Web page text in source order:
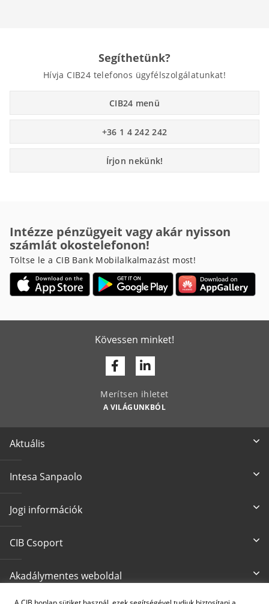
Segíthetünk?
Hívja CIB24 telefonos ügyfélszolgálatunkat!
CIB24 menü
+36 1 4 242 242
Írjon nekünk!
Intézze pénzügyeit vagy akár nyisson
számlát okostelefonon!
Töltse le a CIB Bank Mobilalkalmazást most!
Kövessen minket!
FacebookLinkedin
Merítsen ihletet
A VILÁGUNKBÓL
Aktuális
Intesa Sanpaolo
Jogi információk
CIB Csoport
Akadálymentes weboldal